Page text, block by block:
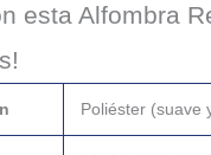
esta Alfombra
Poliéster (suave